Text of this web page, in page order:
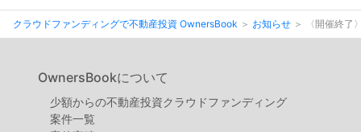
クラウドファンディングで不動産投資 OwnersBook お知らせ 〈開催終
OwnersBookについて
少額からの不動産投資クラウドファンディング
案件⼀覧